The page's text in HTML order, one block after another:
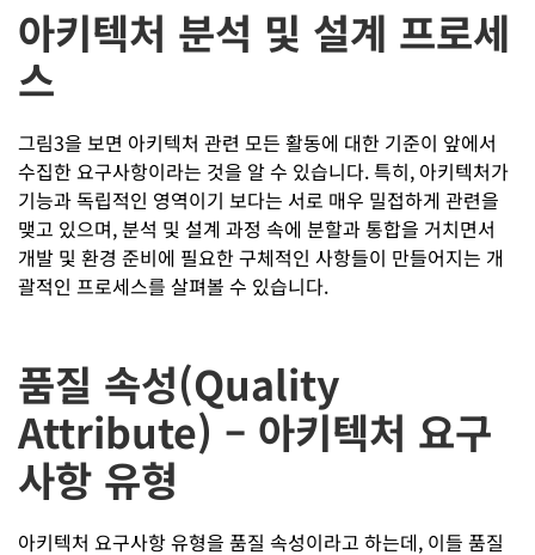
아키텍처 분석 및 설계 프로세
스
그림3을 보면 아키텍처 관련 모든 활동에 대한 기준이 앞에서
수집한 요구사항이라는 것을 알 수 있습니다. 특히, 아키텍처가
기능과 독립적인 영역이기 보다는 서로 매우 밀접하게 관련을
맺고 있으며, 분석 및 설계 과정 속에 분할과 통합을 거치면서
개발 및 환경 준비에 필요한 구체적인 사항들이 만들어지는 개
괄적인 프로세스를 살펴볼 수 있습니다.
품질 속성(Quality
Attribute) – 아키텍처 요구
사항 유형
아키텍처 요구사항 유형을 품질 속성이라고 하는데, 이들 품질